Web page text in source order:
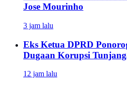
Jose Mourinho
3 jam lalu
Eks Ketua DPRD
Dugaan Korupsi
12 jam lalu